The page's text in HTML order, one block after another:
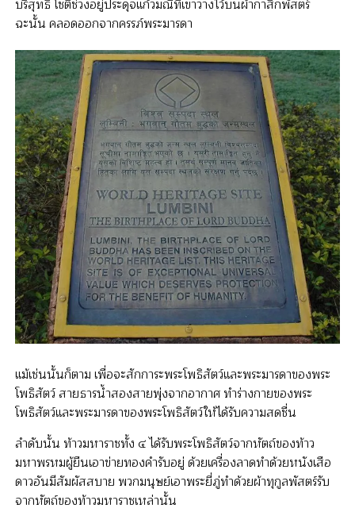
บริสุทธิ์ โชติช่วงอยู่ประดุจแก้วมณีที่เขาวางไว้บนผ้ากาสิกพัสตร์
ฉะนั้น คลอดออกจากครรภ์พระมารดา
แม้เช่นนั้นก็ตาม เพื่อจะสักการะพระโพธิสัตว์และพระมารดาของพระ
โพธิสัตว์ สายธารน้ำสองสายพุ่งจากอากาศ ทำร่างกายของพระ
โพธิสัตว์และพระมารดาของพระโพธิสัตว์ให้ได้รับความสดชื่น
ลำดับนั้น ท้าวมหาราชทั้ง ๔ ได้รับพระโพธิสัตว์จากหัตถ์ของท้าว
มหาพรหมผู้ยืนเอาข่ายทองคำรับอยู่ ด้วยเครื่องลาดทำด้วยหนังเสือ
ดาวอันมีสัมผัสสบาย พวกมนุษย์เอาพระยี่ภู่ทำด้วยผ้าทุกูลพัสตร์รับ
จากหัตถ์ของท้าวมหาราชเหล่านั้น